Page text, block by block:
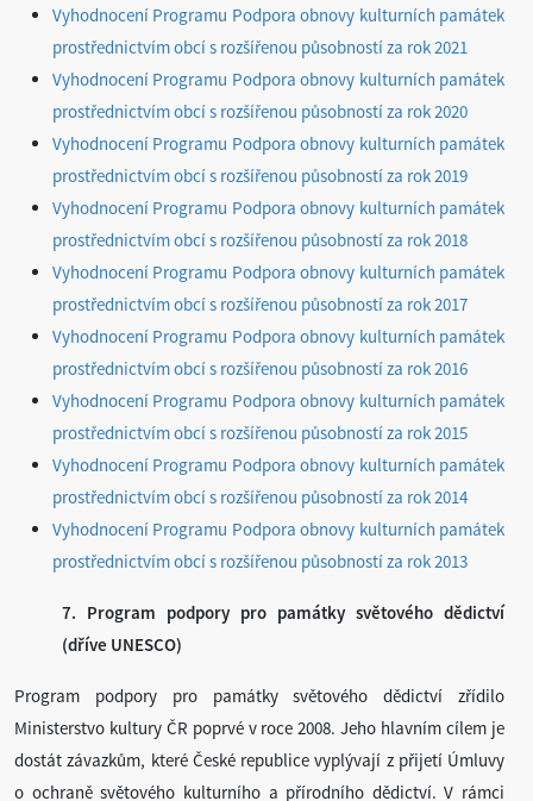
Vyhodnocení Programu Podpora obnovy kulturních památek
prostřednictvím obcí s rozšířenou působností za rok 2021
Vyhodnocení Programu Podpora obnovy kulturních památek
prostřednictvím obcí s rozšířenou působností za rok 2020
Vyhodnocení Programu Podpora obnovy kulturních památek
prostřednictvím obcí s rozšířenou působností za rok 2019
Vyhodnocení Programu Podpora obnovy kulturních památek
prostřednictvím obcí s rozšířenou působností za rok 2018
Vyhodnocení Programu Podpora obnovy kulturních památek
prostřednictvím obcí s rozšířenou působností za rok 2017
Vyhodnocení Programu Podpora obnovy kulturních památek
prostřednictvím obcí s rozšířenou působností za rok 2016
Vyhodnocení Programu Podpora obnovy kulturních památek
prostřednictvím obcí s rozšířenou působností za rok 2015
Vyhodnocení Programu Podpora obnovy kulturních památek
prostřednictvím obcí s rozšířenou působností za rok 2014
Vyhodnocení Programu Podpora obnovy kulturních památek
prostřednictvím obcí s rozšířenou působností za rok 2013
7. Program podpory pro památky světového dědictví
(dříve UNESCO)
Program podpory pro památky světového dědictví zřídilo
Ministerstvo kultury ČR poprvé v roce 2008. Jeho hlavním cílem je
dostát závazkům, které České republice vyplývají z přijetí Úmluvy
o ochraně světového kulturního a přírodního dědictví. V rámci